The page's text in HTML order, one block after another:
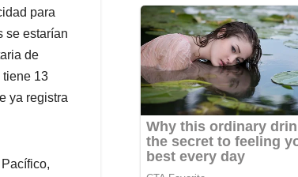
para
se estarían
de
tiene 13
ya registra